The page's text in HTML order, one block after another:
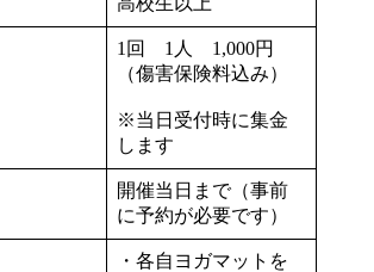
1回 1人 1,000円
（傷害保険料込み）
※当日受付時に集金
します
開催当日まで（事前
に予約が必要です）
・各自ヨガマットを